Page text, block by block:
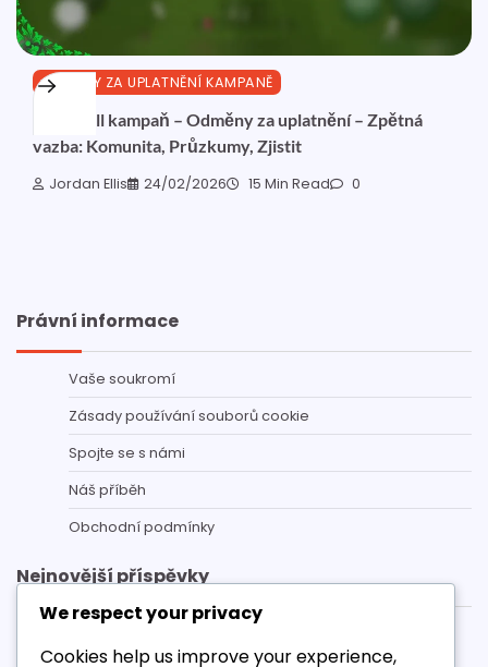
ODMĚNY ZA UPLATNĚNÍ KAMPANĚ
eFootball kampaň – Odměny za uplatnění – Zpětná
vazba: Komunita, Průzkumy, Zjistit
Jordan Ellis 24/02/2026 15 Min Read 0
Právní informace
Vaše soukromí
Zásady používání souborů cookie
Spojte se s námi
Náš příběh
Obchodní podmínky
Nejnovější příspěvky
odměn za výkup: Běžné otázky, odpovědi, zdroje
We respect your privacy
Cookies help us improve your experience,